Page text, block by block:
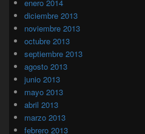
enero 2014
diciembre 2013
noviembre 2013
octubre 2013
septiembre 2013
agosto 2013
junio 2013
mayo 2013
abril 2013
marzo 2013
febrero 2013